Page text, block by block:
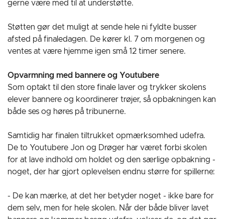
gerne være med til at understøtte.
Støtten gør det muligt at sende hele ni fyldte busser
afsted på finaledagen. De kører kl. 7 om morgenen og
ventes at være hjemme igen små 12 timer senere.
Opvarmning med bannere og Youtubere
Som optakt til den store finale laver og trykker skolens
elever bannere og koordinerer trøjer, så opbakningen kan
både ses og høres på tribunerne.
Samtidig har finalen tiltrukket opmærksomhed udefra.
De to Youtubere Jon og Drøger har været forbi skolen
for at lave indhold om holdet og den særlige opbakning -
noget, der har gjort oplevelsen endnu større for spillerne:
- De kan mærke, at det her betyder noget - ikke bare for
dem selv, men for hele skolen. Når der både bliver lavet